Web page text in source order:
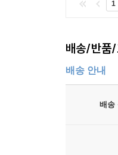
1
배송/반품/
배송 안내
배송